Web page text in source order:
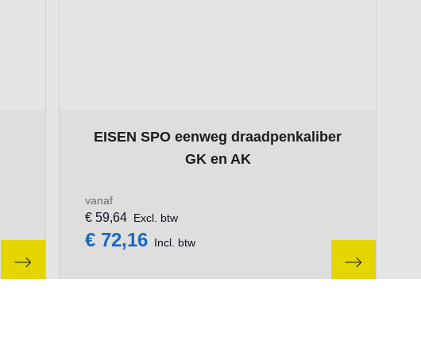
EISEN SPO eenweg draadpenkaliber
GK en AK
vanaf
€ 72,16 Incl. btw
€ 59,64 Excl. btw